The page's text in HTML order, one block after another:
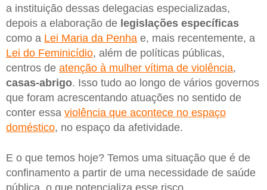
a instituição dessas delegacias especializadas,
depois a elaboração de legislações específicas
como a Lei Maria da Penha e, mais recentemente, a
Lei do Feminicídio, além de políticas públicas,
centros de atenção à mulher vítima de violência,
casas-abrigo. Isso tudo ao longo de vários governos
que foram acrescentando atuações no sentido de
conter essa violência que acontece no espaço
doméstico, no espaço da afetividade.
E o que temos hoje? Temos uma situação que é de
confinamento a partir de uma necessidade de saúde